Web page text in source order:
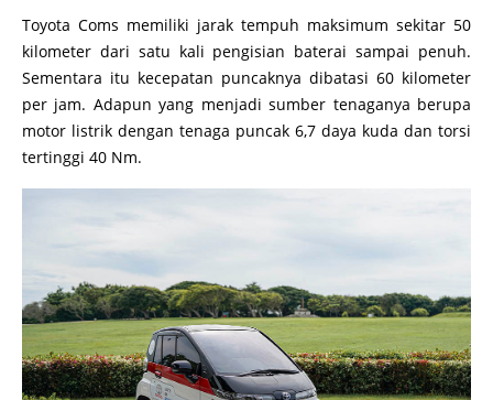
Toyota Coms memiliki jarak tempuh maksimum sekitar 50
kilometer dari satu kali pengisian baterai sampai penuh.
Sementara itu kecepatan puncaknya dibatasi 60 kilometer
per jam. Adapun yang menjadi sumber tenaganya berupa
motor listrik dengan tenaga puncak 6,7 daya kuda dan torsi
tertinggi 40 Nm.